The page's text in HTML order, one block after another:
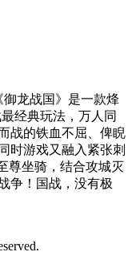
龙战国》是一款烽
经典玩法，万人同
战的铁血不屈、俾睨
时游戏又融入紧张刺
尊坐骑，结合攻城灭
争！国战，没有极